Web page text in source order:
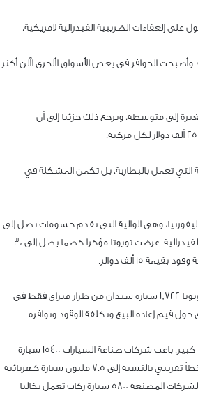
إلعفاءات الضريبية الفيدرالية لامريكية،
وأصبحت الحوافز في بعض الأسواق األخرى اآلن أكثر
إلى متوسطة، ويرجع ذلك جزئيا إلى أن
التي تعمل بالبطارية، بل تكمن المشكلة في
وهي الوالية التي تقدم حسومات تصل إلى
7500 دولار على السيارات التي تعمل بخاليا الوقود، بالاضافة إلى إلعفاءات الضريبية الفيدرالية. عرضت تويوتا مؤخرا خصما يصل إلى 30
وحتى مع هذه الحوافز السخية، لم يكن المستهلكون مهتمين بالسيارة. باعت تويوتا 1,722 سيارة سيدان من طراز ميراي فقط في
قيم إعادة البيع وتكلفة الوقود وتوافره.
الصورة العالمية لا تختلف كثيرا. على الرغم من الدعم المحايد للتكنولوجيا إلى حد كبير، باعت شركات صناعة السيارات 15400 سيارة
ركاب تعمل بخاليا الوقود في عام ،2022 بانخفاض طفيف عن العام السابق. وهذا خطأ تقريبي بالنسبة إلى 7.5 مليون سيارة كهربائية
تعمل بالبطارية و2.9 مليون سيارة هجينة تم بيعها. وحتىآلن هذا العام، سلمت الشركات المصنعة 5800 سيارة ركاب تعمل بخاليا